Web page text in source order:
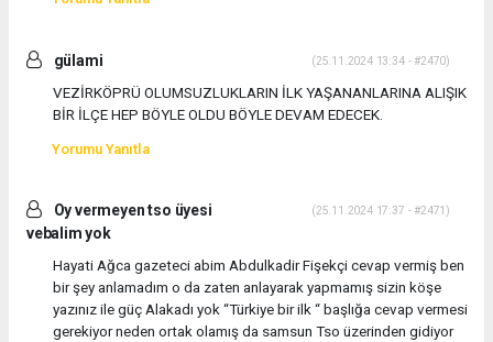
gülami (25.11.2024 13:34 - #2470)
VEZİRKÖPRÜ OLUMSUZLUKLARIN İLK YAŞANANLARINA ALIŞIK
BİR İLÇE HEP BÖYLE OLDU BÖYLE DEVAM EDECEK.
Yorumu Yanıtla
Oy vermeyen tso üyesi
vebalim yok
(25.11.2024 17:37 - #2471)
Hayati Ağca gazeteci abim Abdulkadir Fişekçi cevap vermiş ben
bir şey anlamadım o da zaten anlayarak yapmamış sizin köşe
yazınız ile güç Alakadı yok “Türkiye bir ilk “ başlığa cevap vermesi
gerekiyor neden ortak olamış da samsun Tso üzerinden gidiyor